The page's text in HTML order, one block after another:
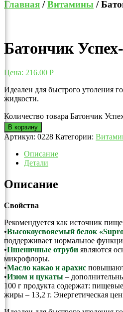
Главная /Витамины /
Батончик
Цена: 216.00 Р
Идеален для быстрого утоления
жидкости.
Количество товара Батончик
В корзину
Артикул: 0228 Категории:
Описание
Детали
Описание
Свойства
Рекомендуется как источник
•Высокоусвояемый белок
поддерживает нормальное
•Пшеничные отруби являются
микрофлоры.
•Масло какао и арахис повышают
•Изюм и цукаты –
100 г продукта содержат:
жиры – 13,2 г. Энергетическая